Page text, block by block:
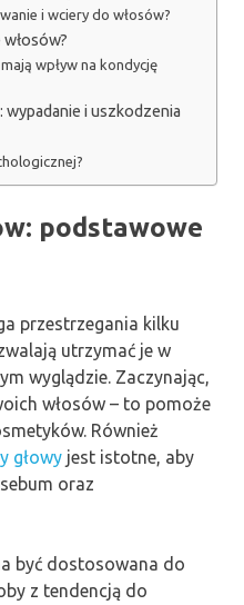
i wciery do włosów?
wpływ na kondycję
wypadanie i uszkodzenia
podstawowe
przestrzegania kilku
utrzymać je w
wyglądzie. Zaczynając,
włosów – to pomoże
Również
głowy jest istotne, aby
oraz
być dostosowana do
z tendencją do